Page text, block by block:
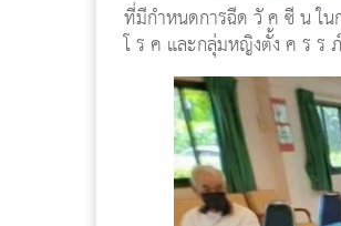
ที่มีกำหนดการฉีด วั ค ซี น ใ
โ ร ค และกลุ่มหญิงตั้ง ค ร ร